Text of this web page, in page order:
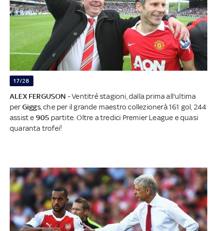
17/28
ALEX FERGUSON - Ventitré stagioni, dalla prima all'ultima
perGiggs, che per il grande maestro collezionerà 161 gol, 244
assist e 905 partite. Oltre a tredici Premier League e quasi
quaranta trofei!